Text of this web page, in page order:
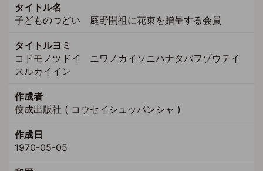
タイトル名
子どものつどい 庭野開祖に花束を贈呈する会員
タイトルヨミ
コドモノツドイ ニワノカイソニハナタバヲゾウテイ
スルカイイン
作成者
佼成出版社 ( コウセイシュッパンシャ )
作成日
1970-05-05